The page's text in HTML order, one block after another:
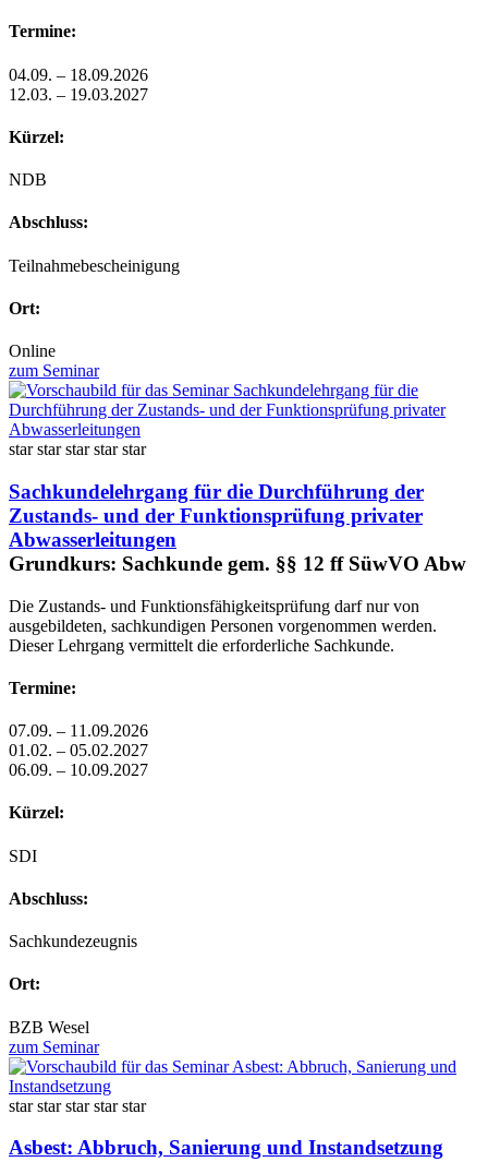
Termine:
04.09. – 18.09.2026
12.03. – 19.03.2027
Kürzel:
NDB
Abschluss:
Teilnahmebescheinigung
Ort:
Online
zum Seminar
star star star star star
Sachkundelehrgang für die Durchführung der
Zustands- und der Funktionsprüfung privater
Abwasserleitungen
Grundkurs: Sachkunde gem. §§ 12 ff SüwVO Abw
Die Zustands- und Funktionsfähigkeitsprüfung darf nur von
ausgebildeten, sachkundigen Personen vorgenommen werden.
Dieser Lehrgang vermittelt die erforderliche Sachkunde.
Termine:
07.09. – 11.09.2026
01.02. – 05.02.2027
06.09. – 10.09.2027
Kürzel:
SDI
Abschluss:
Sachkundezeugnis
Ort:
BZB Wesel
zum Seminar
star star star star star
Asbest: Abbruch, Sanierung und Instandsetzung